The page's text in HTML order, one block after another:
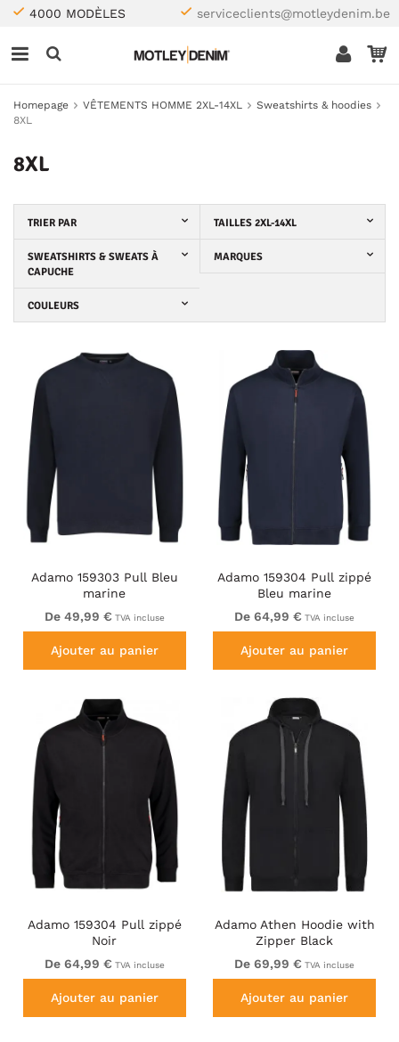
4000 MODÈLES serviceclients@motleydenim.be
Homepage VÊTEMENTS HOMME 2XL-14XL
Sweatshirts & hoodies
8XL
8XL
TRIER PAR TAILLES 2XL-14XL
SWEATSHIRTS & SWEATS À
CAPUCHE
MARQUES
COULEURS
Adamo 159303 Pull Bleu
marine
De 49,99 € TVA incluse
Ajouter au panier
Adamo 159304 Pull zippé
Bleu marine
De 64,99 € TVA incluse
Ajouter au panier
Adamo 159304 Pull zippé
Noir
De 64,99 € TVA incluse
Ajouter au panier
Adamo Athen Hoodie with
Zipper Black
De 69,99 € TVA incluse
Ajouter au panier